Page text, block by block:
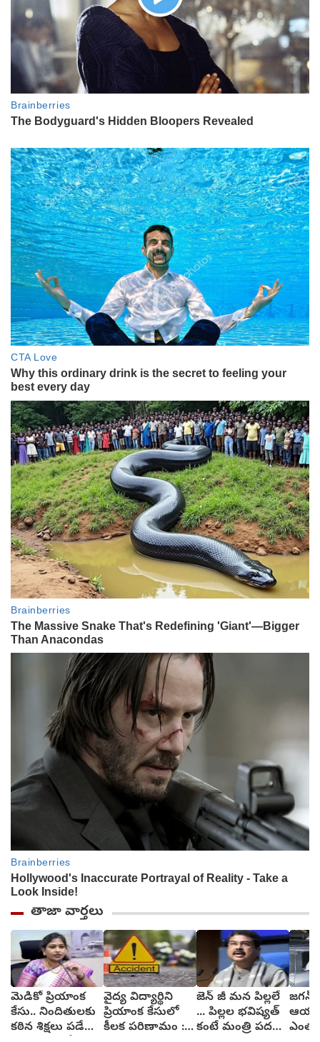
తాజా వార్తలు
మెడికో ప్రియాంక
కేసు.. నిందితులకు
కఠిన శిక్షలు పడేలా
వైద్య విద్యార్థిని
ప్రియాంక కేసులో
కీలక పరిణామం :
జెన్ జీ మన పిల్లలే
... పిల్లల భవిష్యత్
కంటే మంత్రి పదవి
జగన్